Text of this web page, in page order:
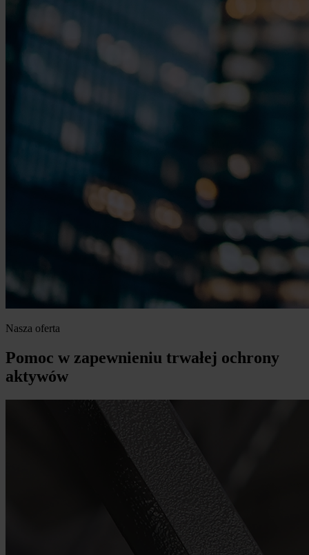
Nasza oferta
Pomoc w zapewnieniu trwałej ochrony
aktywów